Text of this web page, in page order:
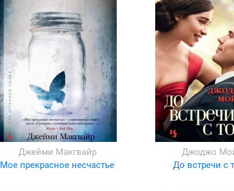
Джейми Макгвайр
Мое прекрасное несчастье
Джоджо
До встречи с